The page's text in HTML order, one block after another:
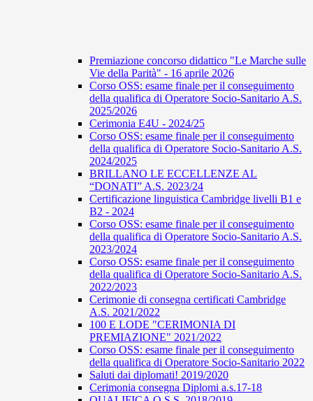
Premiazione concorso didattico "Le Marche sulle
Vie della Parità" - 16 aprile 2026
Corso OSS: esame finale per il conseguimento
della qualifica di Operatore Socio-Sanitario A.S.
2025/2026
Cerimonia E4U - 2024/25
Corso OSS: esame finale per il conseguimento
della qualifica di Operatore Socio-Sanitario A.S.
2024/2025
BRILLANO LE ECCELLENZE AL
“DONATI” A.S. 2023/24
Certificazione linguistica Cambridge livelli B1 e
B2 - 2024
Corso OSS: esame finale per il conseguimento
della qualifica di Operatore Socio-Sanitario A.S.
2023/2024
Corso OSS: esame finale per il conseguimento
della qualifica di Operatore Socio-Sanitario A.S.
2022/2023
Cerimonie di consegna certificati Cambridge
A.S. 2021/2022
100 E LODE "CERIMONIA DI
PREMIAZIONE" 2021/2022
Corso OSS: esame finale per il conseguimento
della qualifica di Operatore Socio-Sanitario 2022
Saluti dai diplomati! 2019/2020
Cerimonia consegna Diplomi a.s.17-18